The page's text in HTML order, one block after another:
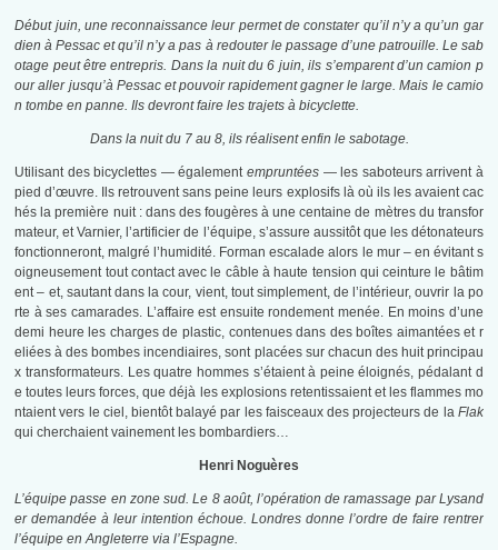
Début juin, une reconnaissance leur permet de constater qu’il n’y a qu’un gar
dien à Pessac et qu’il n’y a pas à redouter le passage d’une patrouille. Le sab
otage peut être entrepris. Dans la nuit du6 juin, ils s’emparent d’un camion p
our aller jusqu’à Pessac et pouvoir rapidement gagner le large. Mais le camio
n tombe en panne. Ils devront faire les trajets à bicyclette.
Dans la nuit du 7 au 8, ils réalisent enfin le sabotage.
Utilisant des bicyclettes — également empruntées — les saboteurs arrivent à
pied d’œuvre. Ils retrouvent sans peine leurs explosifs là où ils les avaient cac
hés la première nuit : dans des fougères à une centaine de mètres du transfor
mateur, et Varnier, l’artificier de l’équipe, s’assure aussitôt que les détonateurs
fonctionneront, malgré l’humidité. Forman escalade alors le mur – en évitant s
oigneusement tout contact avec le câble à haute tension qui ceinture le bâtim
ent – et, sautant dans la cour, vient, tout simplement, de l’intérieur, ouvrir la po
rte à ses camarades. L’affaire est ensuite rondement menée. En moins d’une
demi heure les charges de plastic, contenues dans des boîtes aimantées et r
eliées à des bombes incendiaires, sont placées sur chacun des huit principau
x transformateurs. Les quatre hommes s’étaient à peine éloignés, pédalant d
e toutes leurs forces, que déjà les explosions retentissaient et les flammes mo
ntaient vers le ciel, bientôt balayé par les faisceaux des projecteurs de la Flak
qui cherchaient vainement les bombardiers…
Henri Noguères
L’équipe passe en zone sud. Le 8 août, l’opération de ramassage par Lysand
er demandée à leur intention échoue. Londres donne l’ordre de faire rentrer
l’équipe en Angleterre via l’Espagne.